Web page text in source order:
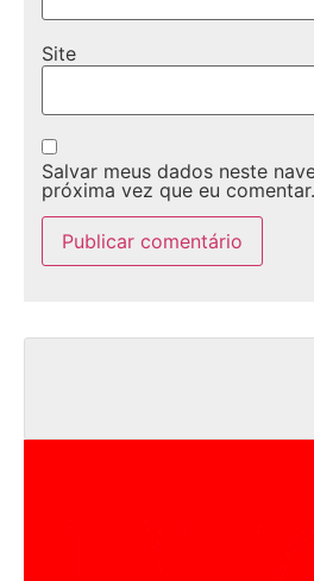
Site
Salvar meus dados neste
próxima vez que eu comentar.